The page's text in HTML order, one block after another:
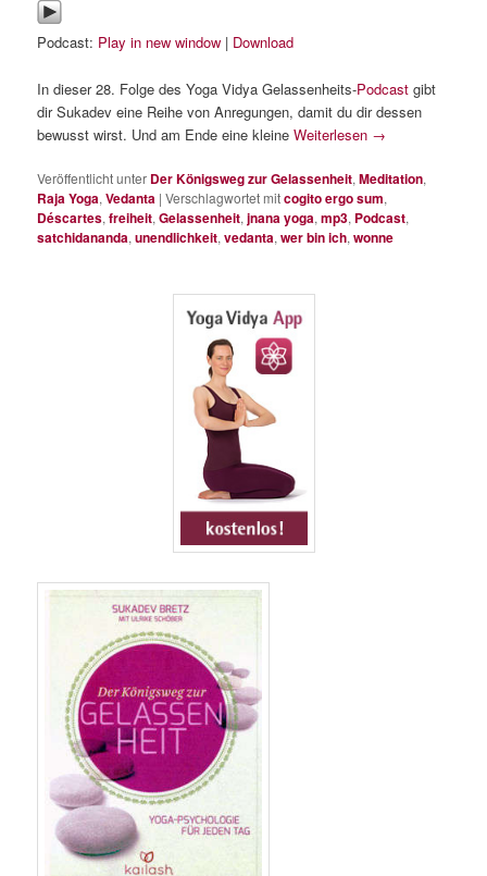
Podcast: Play in new window | Download
In dieser 28. Folge des Yoga Vidya Gelassenheits-Podcastgibt
dir Sukadev eine Reihe von Anregungen, damit du dir dessen
bewusst wirst. Und am Ende eine kleineWeiterlesen →
Veröffentlicht unter Der Königsweg zur Gelassenheit,Meditation,
Raja Yoga,Vedanta |Verschlagwortet mitcogito ergo sum,
Déscartes,freiheit,Gelassenheit,jnana yoga,mp3, Podcast,
satchidananda,unendlichkeit,vedanta,wer bin ich,wonne